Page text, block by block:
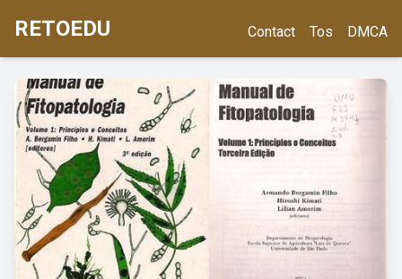
RETOEDU Contact Tos DMCA